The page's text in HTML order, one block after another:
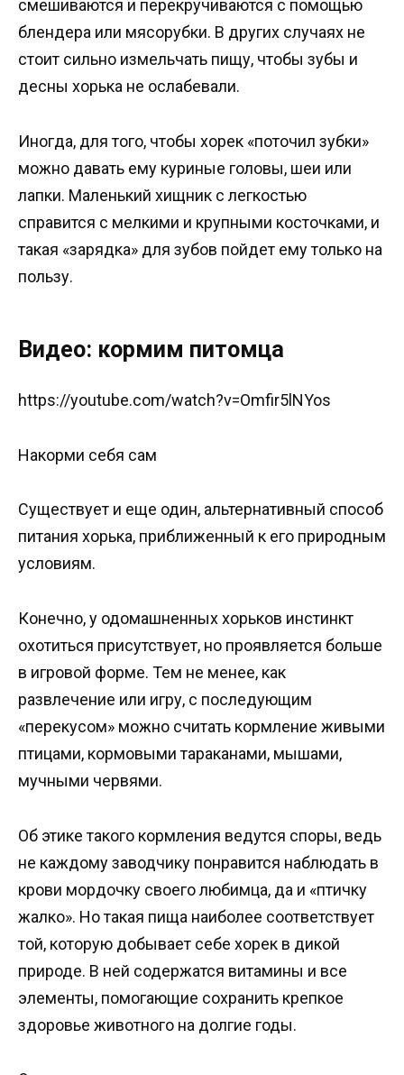
смешиваются и перекручиваются с помощью
блендера или мясорубки. В других случаях не
стоит сильно измельчать пищу, чтобы зубы и
десны хорька не ослабевали.
Иногда, для того, чтобы хорек «поточил зубки»
можно давать ему куриные головы, шеи или
лапки. Маленький хищник с легкостью
справится с мелкими и крупными косточками, и
такая «зарядка» для зубов пойдет ему только на
пользу.
Видео: кормим питомца
https://youtube.com/watch?v=Omfir5lNYos
Накорми себя сам
Существует и еще один, альтернативный способ
питания хорька, приближенный к его природным
условиям.
Конечно, у одомашненных хорьков инстинкт
охотиться присутствует, но проявляется больше
в игровой форме. Тем не менее, как
развлечение или игру, с последующим
«перекусом» можно считать кормление живыми
птицами, кормовыми тараканами, мышами,
мучными червями.
Об этике такого кормления ведутся споры, ведь
не каждому заводчику понравится наблюдать в
крови мордочку своего любимца, да и «птичку
жалко». Но такая пища наиболее соответствует
той, которую добывает себе хорек в дикой
природе. В ней содержатся витамины и все
элементы, помогающие сохранить крепкое
здоровье животного на долгие годы.